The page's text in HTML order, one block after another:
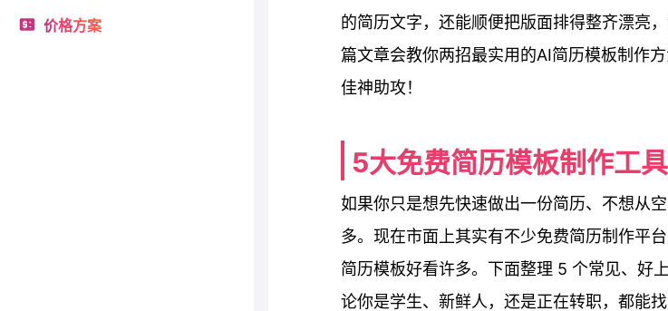
价格方案
的简历文字，还能顺便把版面排得整齐漂亮
篇文章会教你两招最实用的AI简历模板制作
佳神助攻！
5大免费简历模板制作工具
如果你只是想先快速做出一份简历、不想从
多。现在市面上其实有不少免费简历制作平
简历模板好看许多。下面整理 5 个常见、好
论你是学生、新鲜人，还是正在转职，都能